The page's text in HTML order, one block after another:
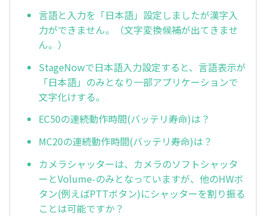
言語と入力を「日本語」設定しましたが漢字入
力ができません。（文字変換候補が出てきませ
ん。）
StageNowで日本語入力設定すると、言語表示が
「日本語」のみとなり一部アプリケーションで
文字化けする。
EC50の連続動作時間(バッテリ寿命)は？
MC20の連続動作時間(バッテリ寿命)は？
カメラシャッターは、カメラのソフトシャッタ
ーとVolume-のみとなっていますが、他のHWボ
タン(例えばPTTボタン)にシャッターを割り振る
ことは可能ですか？